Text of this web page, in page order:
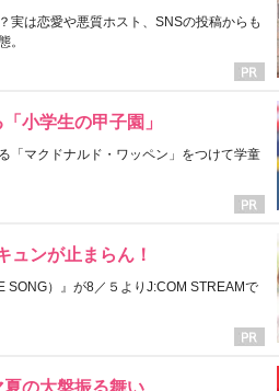
実は恋愛や悪質ホスト、SNSの投稿からも
。
小学生の甲子園」
「マクドナルド・ワッペン」をつけて学童
ュンが止まらん！
SONG）』が8／５よりJ:COM STREAMで
の大盤振る舞い